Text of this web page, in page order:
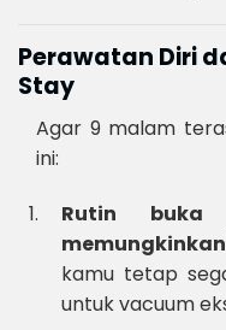
Perawatan Diri
Stay
Agar 9 malam
ini:
Rutin
kamu tetap
untuk vacuum